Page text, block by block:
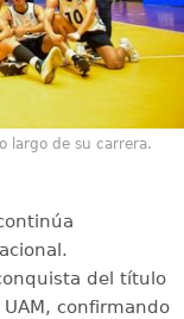
largo de su carrera.
del título
confirmando